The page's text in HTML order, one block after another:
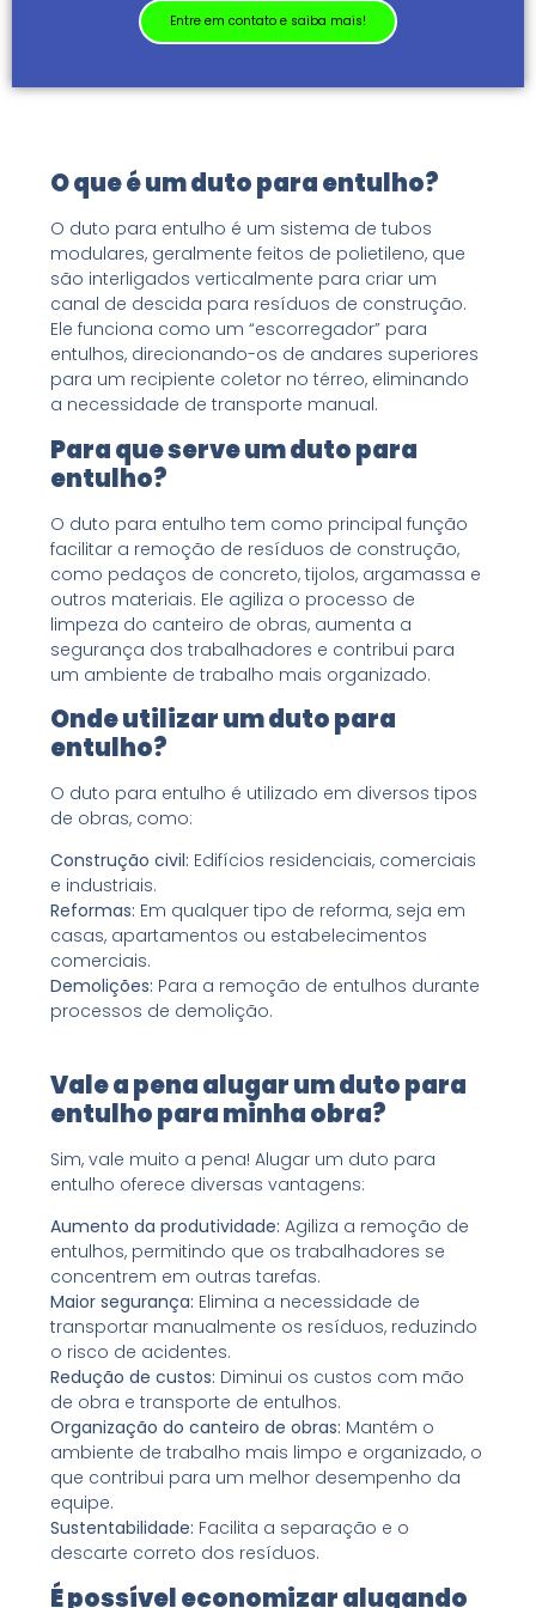
Solicite um orçamento agora mesmo!
Entre em contato e saiba mais!
Solicite um orçamento agora mesmo!
Entre em contato e saiba mais!
Solicite um orçamento agora mesmo!
Entre em contato e saiba mais!
O que é um duto para entulho?
O duto para entulho é um sistema de tubos
modulares, geralmente feitos de polietileno, que
são interligados verticalmente para criar um
canal de descida para resíduos de construção.
Ele funciona como um “escorregador” para
entulhos, direcionando-os de andares superiores
para um recipiente coletor no térreo, eliminando
a necessidade de transporte manual.
Para que serve um duto para
entulho?
O duto para entulho tem como principal função
facilitar a remoção de resíduos de construção,
como pedaços de concreto, tijolos, argamassa e
outros materiais. Ele agiliza o processo de
limpeza do canteiro de obras, aumenta a
segurança dos trabalhadores e contribui para
um ambiente de trabalho mais organizado.
Onde utilizar um duto para
entulho?
O duto para entulho é utilizado em diversos tipos
de obras, como:
Construção civil: Edifícios residenciais, comerciais
e industriais.
Reformas: Em qualquer tipo de reforma, seja em
casas, apartamentos ou estabelecimentos
comerciais.
Demolições: Para a remoção de entulhos durante
processos de demolição.
Vale a pena alugar um duto para
entulho para minha obra?
Sim, vale muito a pena! Alugar um duto para
entulho oferece diversas vantagens:
Aumento da produtividade: Agiliza a remoção de
entulhos, permitindo que os trabalhadores se
concentrem em outras tarefas.
Maior segurança: Elimina a necessidade de
transportar manualmente os resíduos, reduzindo
o risco de acidentes.
Redução de custos: Diminui os custos com mão
de obra e transporte de entulhos.
Organização do canteiro de obras: Mantém o
ambiente de trabalho mais limpo e organizado, o
que contribui para um melhor desempenho da
equipe.
Sustentabilidade: Facilita a separação e o
descarte correto dos resíduos.
É possível economizar alugando